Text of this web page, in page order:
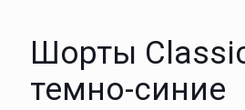
Шорты
темно-синие